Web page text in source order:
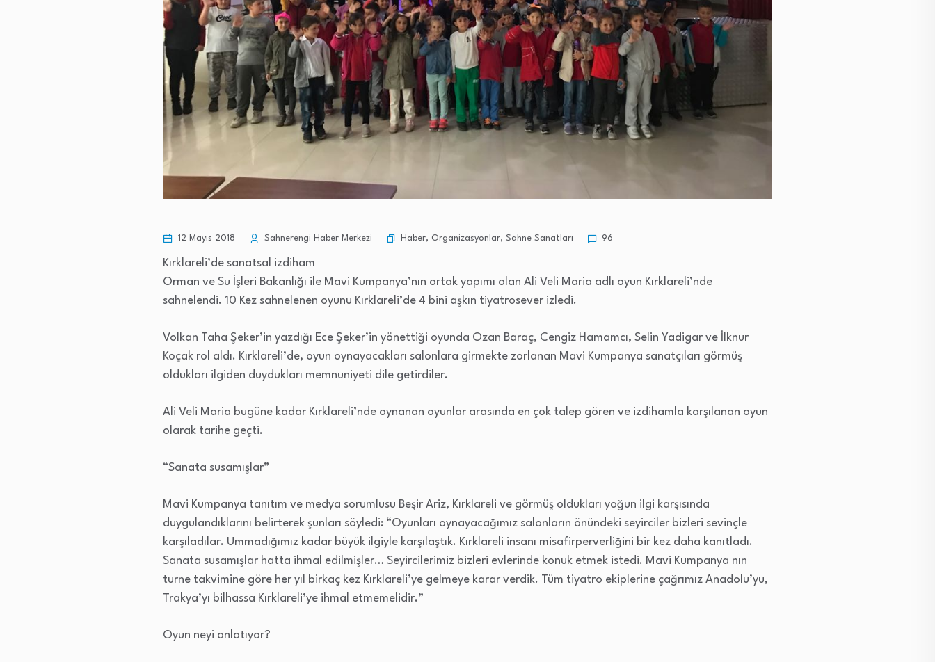
12 Mayıs 2018 Sahnerengi Haber Merkezi Haber, Organizasyonlar, Sahne Sanatları 96
Kırklareli’de sanatsal izdiham
Orman ve Su İşleri Bakanlığı ile Mavi Kumpanya’nın ortak yapımı olan Ali Veli Maria adlı oyun Kırklareli’nde
sahnelendi. 10 Kez sahnelenen oyunu Kırklareli’de 4 bini aşkın tiyatrosever izledi.
Volkan Taha Şeker’in yazdığı Ece Şeker’in yönettiği oyunda Ozan Baraç, Cengiz Hamamcı, Selin Yadigar ve İlknur
Koçak rol aldı. Kırklareli’de, oyun oynayacakları salonlara girmekte zorlanan Mavi Kumpanya sanatçıları görmüş
oldukları ilgiden duydukları memnuniyeti dile getirdiler.
Ali Veli Maria bugüne kadar Kırklareli’nde oynanan oyunlar arasında en çok talep gören ve izdihamla karşılanan oyun
olarak tarihe geçti.
“Sanata susamışlar”
Mavi Kumpanya tanıtım ve medya sorumlusu Beşir Ariz, Kırklareli ve görmüş oldukları yoğun ilgi karşısında
duygulandıklarını belirterek şunları söyledi: “Oyunları oynayacağımız salonların önündeki seyirciler bizleri sevinçle
karşıladılar. Ummadığımız kadar büyük ilgiyle karşılaştık. Kırklareli insanı misafirperverliğini bir kez daha kanıtladı.
Sanata susamışlar hatta ihmal edilmişler… Seyircilerimiz bizleri evlerinde konuk etmek istedi. Mavi Kumpanya nın
turne takvimine göre her yıl birkaç kez Kırklareli’ye gelmeye karar verdik. Tüm tiyatro ekiplerine çağrımız Anadolu’yu,
Trakya’yı bilhassa Kırklareli’ye ihmal etmemelidir.”
Oyun neyi anlatıyor?